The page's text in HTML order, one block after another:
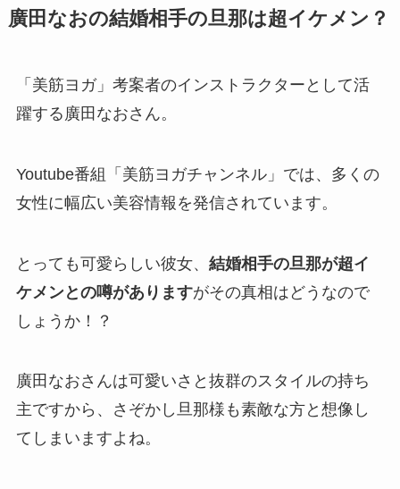
廣田なおの結婚相手の旦那は超イケメン？
「美筋ヨガ」考案者のインストラクターとして活
躍する廣田なおさん。
Youtube番組「美筋ヨガチャンネル」では、多くの
女性に幅広い美容情報を発信されています。
とっても可愛らしい彼女、 結婚相手の旦那が超イ
ケメンとの噂がありますがその真相はどうなので
しょうか！？
廣田なおさんは可愛いさと抜群のスタイルの持ち
主ですから、さぞかし旦那様も素敵な方と想像し
てしまいますよね。